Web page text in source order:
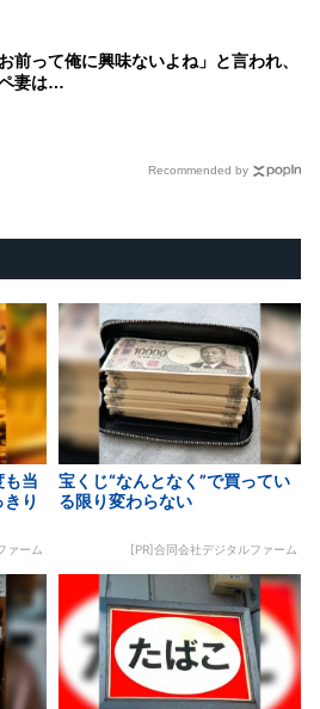
前って俺に興味ないよね」と言われ、
妻は…
Recommended by
も当
り
ァーム
宝くじ“なんとなく”で買ってい
る限り変わらない
[PR]合同会社デジタルファーム